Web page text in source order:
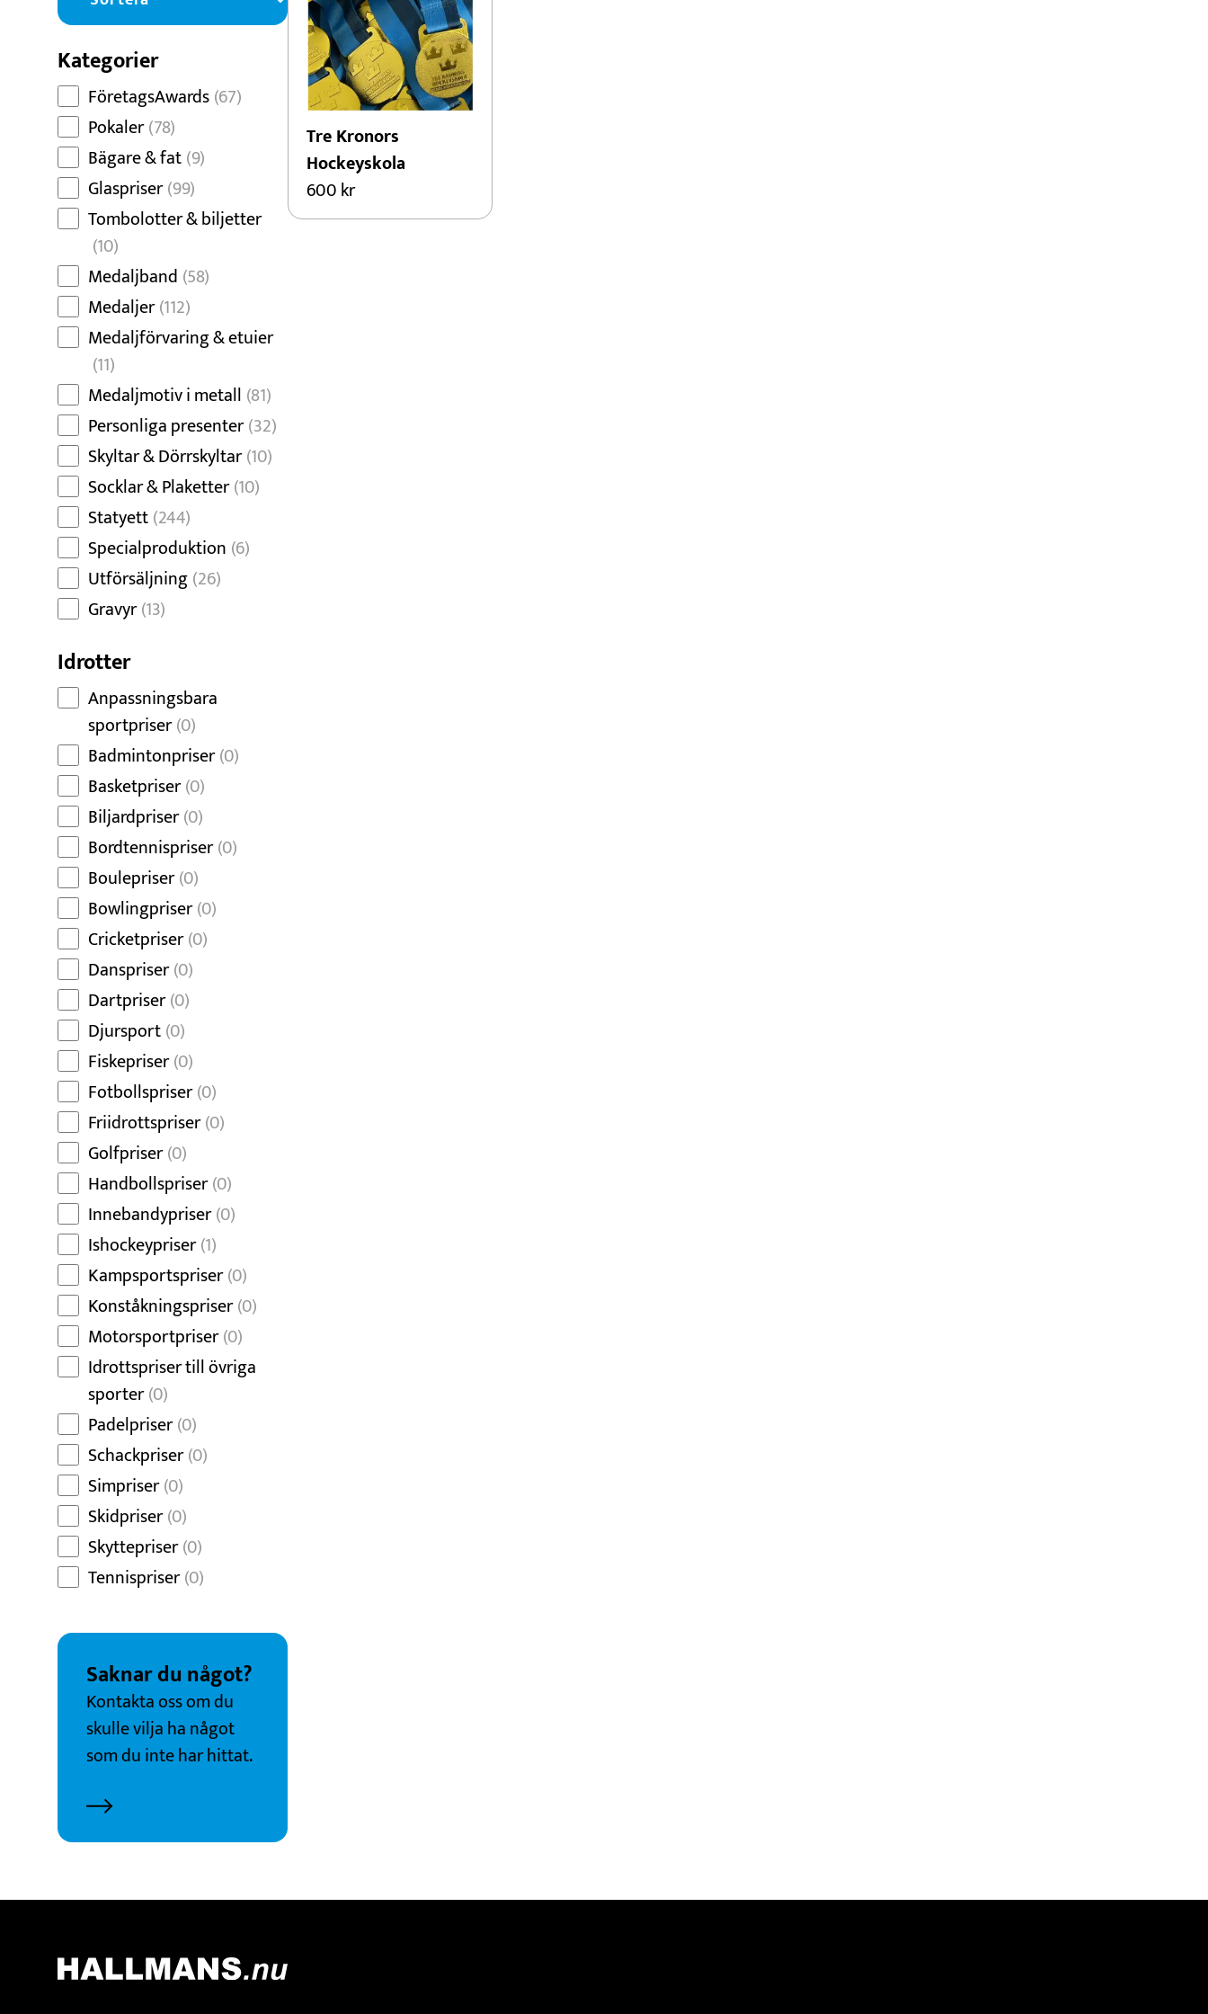
Dans
Dart
Djur
Fiske
Konståkning
Motorsport
Padel
Schack
Kategorier
FöretagsAwards(67)
Pokaler(78)
Bägare & fat(9)
Glaspriser(99)
Tombolotter & biljetter
(10)
Medaljband (58)
Medaljer(112)
Medaljförvaring & etuier
(11)
Medaljmotiv i metall (81)
Personliga presenter(32)
Skyltar & Dörrskyltar(10)
Socklar & Plaketter(10)
Statyett(244)
Specialproduktion (6)
Utförsäljning(26)
Gravyr(13)
Idrotter
Anpassningsbara
sportpriser(0)
Badmintonpriser(0)
Basketpriser(0)
Biljardpriser(0)
Bordtennispriser(0)
Boulepriser(0)
Bowlingpriser(0)
Cricketpriser(0)
Danspriser(0)
Dartpriser(0)
Djursport(0)
Fiskepriser(0)
Fotbollspriser(0)
Friidrottspriser(0)
Golfpriser(0)
Handbollspriser(0)
Innebandypriser(0)
Ishockeypriser(1)
Kampsportspriser(0)
Konståkningspriser(0)
Motorsportpriser(0)
Idrottspriser till övriga
sporter(0)
Padelpriser(0)
Schackpriser(0)
Simpriser(0)
Skidpriser(0)
Skyttepriser(0)
Tennispriser(0)
Saknar du något?
Kontakta oss om du
skulle vilja ha något
som du inte har hittat.
Tre Kronors
Hockeyskola
600kr